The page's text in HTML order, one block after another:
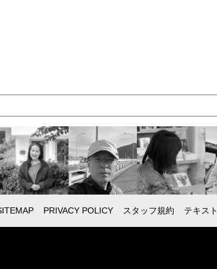
PRIVACY POLICY スタッフ規約 テキス